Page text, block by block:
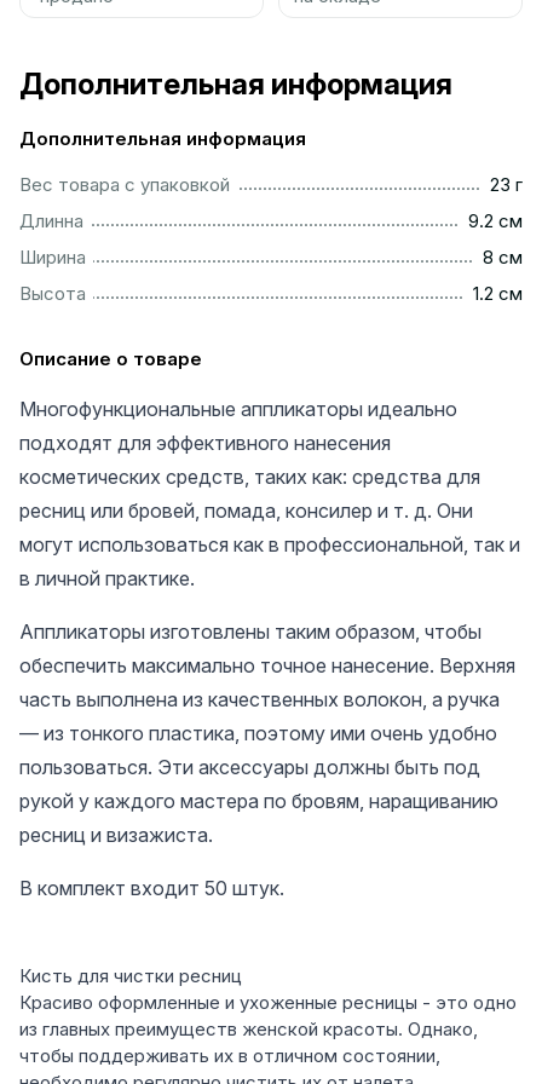
Дополнительная информация
Дополнительная информация
Вес товара с упаковкой
23 г
Длинна
9.2 см
Ширина
8 см
Высота
1.2 см
Описание о товаре
Многофункциональные аппликаторы идеально
подходят для эффективного нанесения
косметических средств, таких как: средства для
ресниц или бровей, помада, консилер и т. д. Они
могут использоваться как в профессиональной, так и
в личной практике.
Аппликаторы изготовлены таким образом, чтобы
обеспечить максимально точное нанесение. Верхняя
часть выполнена из качественных волокон, а ручка
— из тонкого пластика, поэтому ими очень удобно
пользоваться. Эти аксессуары должны быть под
рукой у каждого мастера по бровям, наращиванию
ресниц и визажиста.
В комплект входит 50 штук.
Кисть для чистки ресниц
Красиво оформленные и ухоженные ресницы - это одно
из главных преимуществ женской красоты. Однако,
чтобы поддерживать их в отличном состоянии,